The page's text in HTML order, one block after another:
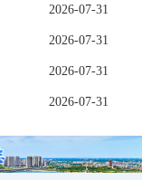
2026-07-31
2026-07-31
2026-07-31
2026-07-31